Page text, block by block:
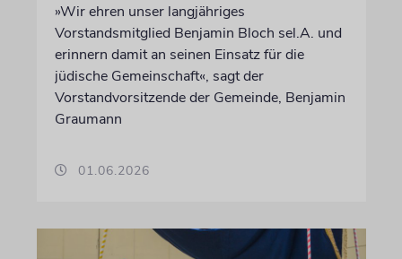
»Wir ehren unser langjähriges
Vorstandsmitglied Benjamin Bloch sel.A. und
erinnern damit an seinen Einsatz für die
jüdische Gemeinschaft«, sagt der
Vorstandvorsitzende der Gemeinde, Benjamin
Graumann
01.06.2026